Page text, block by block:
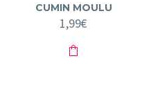
CUMIN MOULU
1,99€